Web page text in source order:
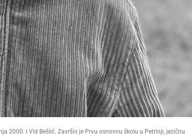
2000. i Vid Bešlić. Završio je Prvu osnovnu školu u Petrinji, jezičnu